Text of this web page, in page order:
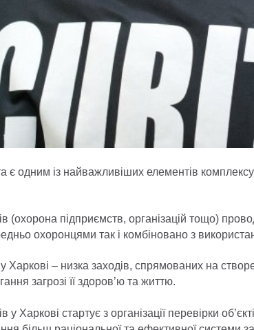
є одним із найважливіших елементів
(охорона підприємств, організацій тощо)
охоронцями так і комбіновано з
Харкові – низка заходів, спрямованих на
загрозі її здоров’ю та життю.
у Харкові стартує з організації перевірки